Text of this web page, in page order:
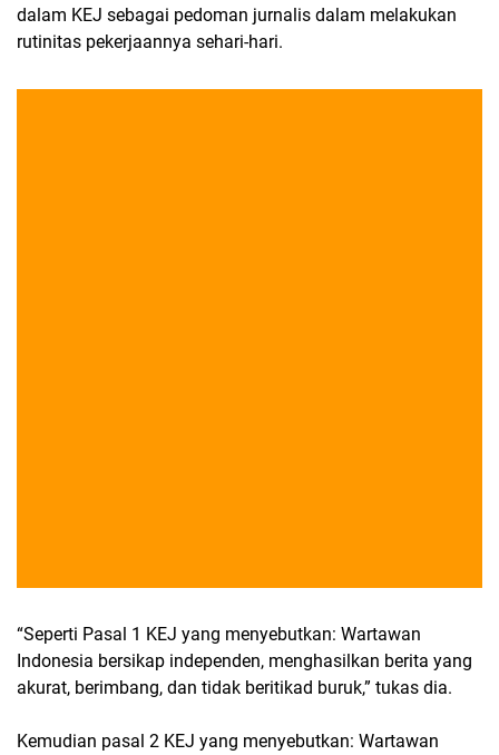
dalam KEJ sebagai pedoman jurnalis dalam melakukan
rutinitas pekerjaannya sehari-hari.
“Seperti Pasal 1 KEJ yang menyebutkan: Wartawan
Indonesia bersikap independen, menghasilkan berita yang
akurat, berimbang, dan tidak beritikad buruk,” tukas dia.
Kemudian pasal 2 KEJ yang menyebutkan: Wartawan